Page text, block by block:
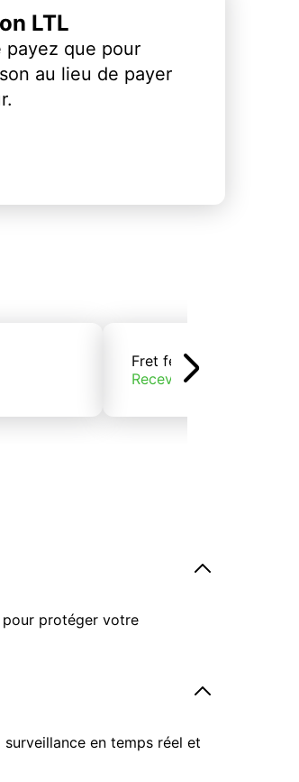
LTL
payez que pour
au lieu de payer
Fret ferroviaire
Recevoir des offres
protéger votre
en temps réel et